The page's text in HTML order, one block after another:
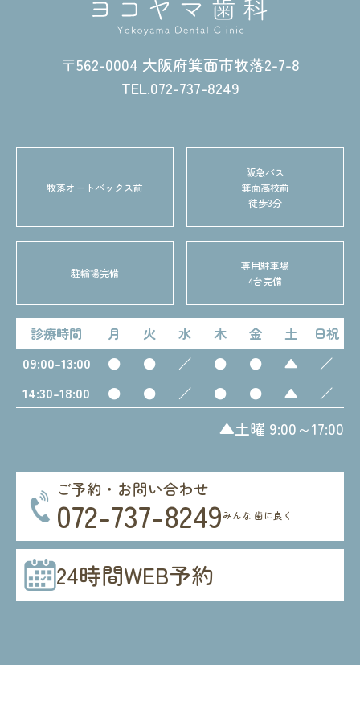
〒562-0004 大阪府箕面市牧落2-7-8
TEL.072-737-8249
牧落オートバックス前
阪急バス
箕面高校前
徒歩3分
駐輪場完備
専用駐車場
4台完備
診療時間 月 火 水 木 金 土
日祝
09:00-13:00
● ● ／ ● ● ▲
／
14:30-18:00
● ● ／ ● ● ▲ ／
▲土曜 9:00～17:00
ご予約・お問い合わせ
072-737-8249みんな 歯に良く
24時間WEB予約